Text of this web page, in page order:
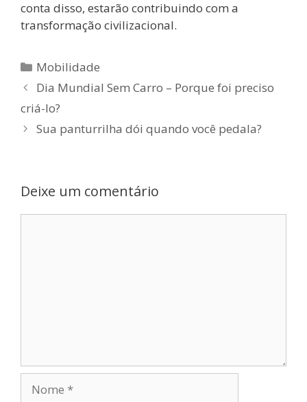
conta disso, estarão contribuindo com a
transformação civilizacional.
Categorias
Mobilidade
Dia Mundial Sem Carro – Porque foi preciso
criá-lo?
Sua panturrilha dói quando você pedala?
Deixe um comentário